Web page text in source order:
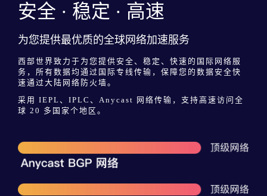
安全 · 稳定 · 高速
为您提供最优质的全球网络加速服务
西部世界致力于为您提供安全、稳定、快速的国际网络服
务，所有数据均通过国际专线传输，保障您的数据安全快
速通过大陆网络防火墙。
采用 IEPL、IPLC、Anycast 网络传输，支持高速访问全
球 20 多国家个地区。